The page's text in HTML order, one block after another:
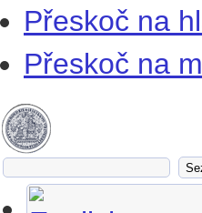
Přeskoč na
Přeskoč na